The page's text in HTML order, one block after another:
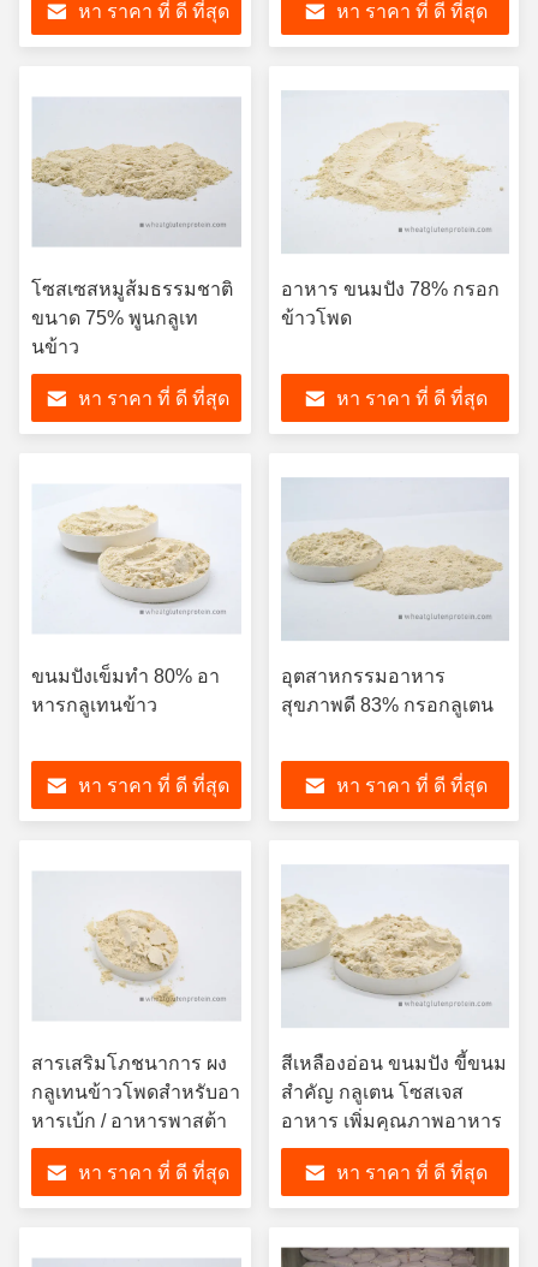
อาหารหา ราคา ที่ ดี ที่สุด
หา ราคา ที่ ดี ที่สุด
โซสเซสหมูส้มธรรมชาติ
ขนาด 75% พูนกลูเท
นข้าว
หา ราคา ที่ ดี ที่สุด
อาหาร ขนมปัง 78% กรอก
ข้าวโพด
หา ราคา ที่ ดี ที่สุด
ขนมปังเข็มทํา 80% อา
หารกลูเทนข้าว
หา ราคา ที่ ดี ที่สุด
อุตสาหกรรมอาหาร
สุขภาพดี 83% กรอกลูเตน
หา ราคา ที่ ดี ที่สุด
สารเสริมโภชนาการ ผง
กลูเทนข้าวโพดสําหรับอา
หารเบ้ก / อาหารพาสต้า
หา ราคา ที่ ดี ที่สุด
สีเหลืองอ่อน ขนมปัง ขี้ขนม
สําคัญ กลูเตน โซสเจส
อาหาร เพิ่มคุณภาพอาหาร
หา ราคา ที่ ดี ที่สุด